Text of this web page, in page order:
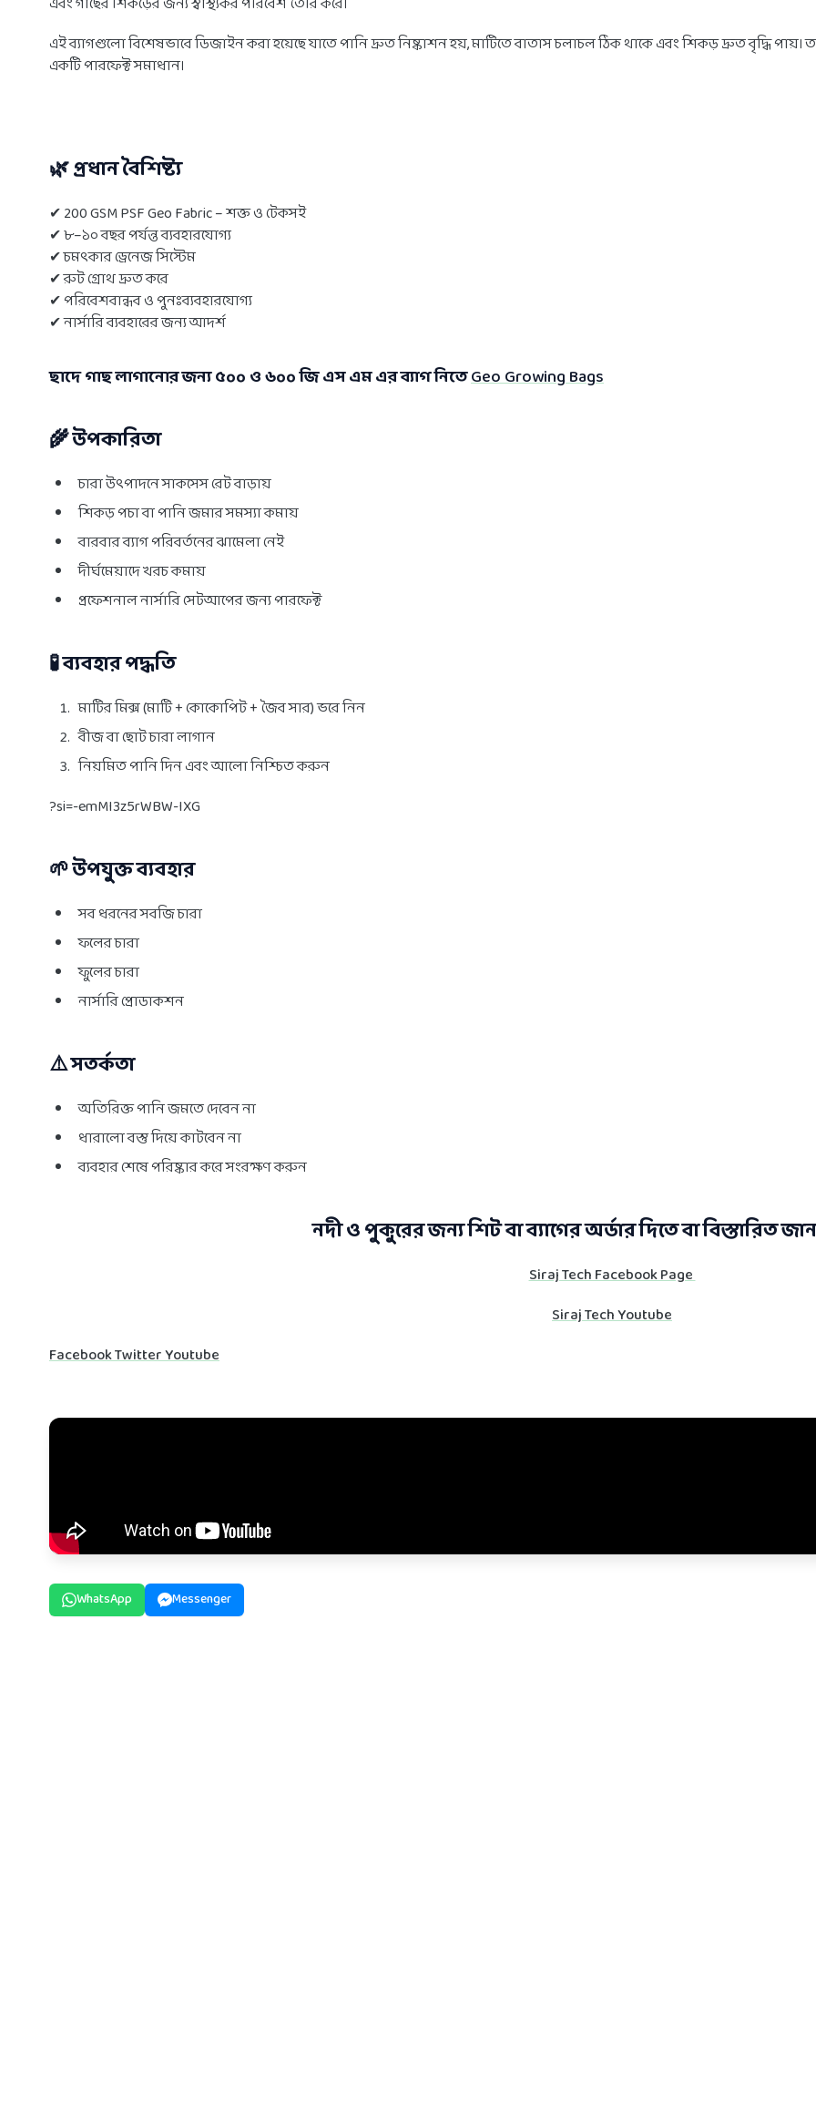
এই ব্যাগগুলো বিশেষভাবে ডিজাইন করা হয়েছে যাতে পানি দ্রুত নিষ্কাশন হয়, মাটিতে বাতাস চলাচল ঠিক থাকে এবং শিকড় দ্রুত বৃদ্ধি পায়।
একটি পারফেক্ট সমাধান।
🌿 প্রধান বৈশিষ্ট্য
✔ 200 GSM PSF Geo Fabric – শক্ত ও টেকসই
✔ ৮–১০ বছর পর্যন্ত ব্যবহারযোগ্য
✔ চমৎকার ড্রেনেজ সিস্টেম
✔ রুট গ্রোথ দ্রুত করে
✔ পরিবেশবান্ধব ও পুনঃব্যবহারযোগ্য
✔ নার্সারি ব্যবহারের জন্য আদর্শ
ছাদে গাছ লাগানোর জন্য ৫০০ ও ৬০০ জি এস এম এর ব্যাগ নিতেGeo Growing Bags
🌾 উপকারিতা
চারা উৎপাদনে সাকসেস রেট বাড়ায়
শিকড় পচা বা পানি জমার সমস্যা কমায়
বারবার ব্যাগ পরিবর্তনের ঝামেলা নেই
দীর্ঘমেয়াদে খরচ কমায়
প্রফেশনাল নার্সারি সেটআপের জন্য পারফেক্ট
🧪 ব্যবহার পদ্ধতি
মাটির মিক্স (মাটি + কোকোপিট + জৈব সার) ভরে নিন
বীজ বা ছোট চারা লাগান
নিয়মিত পানি দিন এবং আলো নিশ্চিত করুন
?si=-emMI3z5rWBW-IXG
🌱 উপযুক্ত ব্যবহার
সব ধরনের সবজি চারা
ফলের চারা
ফুলের চারা
নার্সারি প্রোডাকশন
⚠️ সতর্কতা
অতিরিক্ত পানি জমতে দেবেন না
ধারালো বস্তু দিয়ে কাটবেন না
ব্যবহার শেষে পরিষ্কার করে সংরক্ষণ করুন
নদী ও পুকুরের জন্য শিট বা ব্যাগের অর্ডার দিতে বা বিস্তারিত
Siraj Tech Facebook Page
Siraj Tech Youtube
FacebookTwitterYoutube
WhatsApp Messenger